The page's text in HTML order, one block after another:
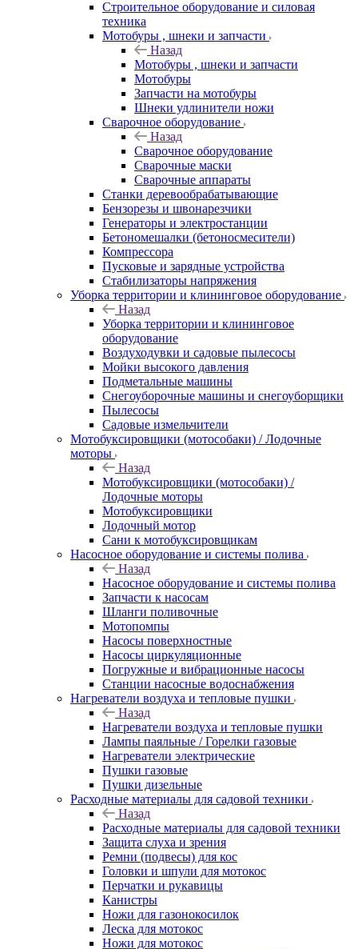
Строительное оборудование и силовая
техника
Мотобуры , шнеки и запчасти
Назад
Мотобуры , шнеки и запчасти
Мотобуры
Запчасти на мотобуры
Шнеки удлинители ножи
Сварочное оборудование
Назад
Сварочное оборудование
Сварочные маски
Сварочные аппараты
Станки деревообрабатывающие
Бензорезы и швонарезчики
Генераторы и электростанции
Бетономешалки (бетоносмесители)
Компрессора
Пусковые и зарядные устройства
Стабилизаторы напряжения
Уборка территории и клининговое оборудование
Назад
Уборка территории и клининговое
оборудование
Воздуходувки и садовые пылесосы
Мойки высокого давления
Подметальные машины
Снегоуборочные машины и снегоуборщики
Пылесосы
Садовые измельчители
Мотобуксировщики (мотособаки) / Лодочные
моторы
Назад
Мотобуксировщики (мотособаки) /
Лодочные моторы
Мотобуксировщики
Лодочный мотор
Сани к мотобуксировщикам
Насосное оборудование и системы полива
Назад
Насосное оборудование и системы полива
Запчасти к насосам
Шланги поливочные
Мотопомпы
Насосы поверхностные
Насосы циркуляционные
Погружные и вибрационные насосы
Станции насосные водоснабжения
Нагреватели воздуха и тепловые пушки
Назад
Нагреватели воздуха и тепловые пушки
Лампы паяльные / Горелки газовые
Нагреватели электрические
Пушки газовые
Пушки дизельные
Расходные материалы для садовой техники
Назад
Расходные материалы для садовой техники
Защита слуха и зрения
Ремни (подвесы) для кос
Головки и шпули для мотокос
Перчатки и рукавицы
Канистры
Ножи для газонокосилок
Леска для мотокос
Ножи для мотокос